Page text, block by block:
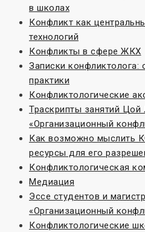
в школах
Конфликт как
технологий
Конфликты в сфере ЖКХ
Записки конфликтолога:
практики
Конфликтологические
Траскрипты занятий Цой
«Организационный
Как возможно мыслить
ресурсы для его
Конфликтологическая
Медиация
Эссе студентов и
«Организационный
Конфликтологические